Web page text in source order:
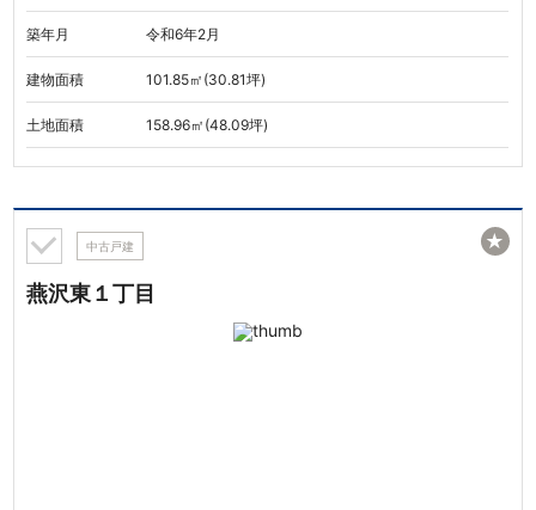
築年月 令和6年2月
建物面積 101.85㎡(30.81坪)
土地面積 158.96㎡(48.09坪)
中古戸建
燕沢東１丁目
★